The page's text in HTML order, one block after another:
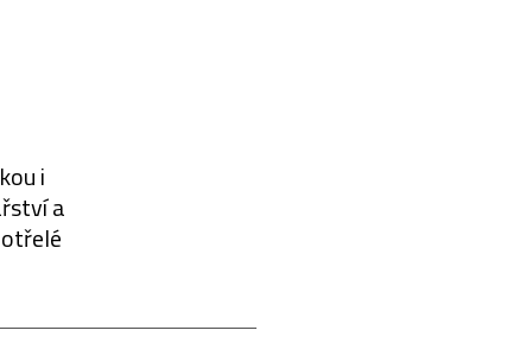
i
a